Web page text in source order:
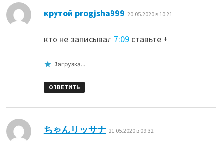
крутой progjsha999 20.05.2020 в 10:21
кто не записывал 7:09ставьте +
Загрузка...
ОТВЕТИТЬ
ちゃんリッサナ: 21.05.2020 в 09:32